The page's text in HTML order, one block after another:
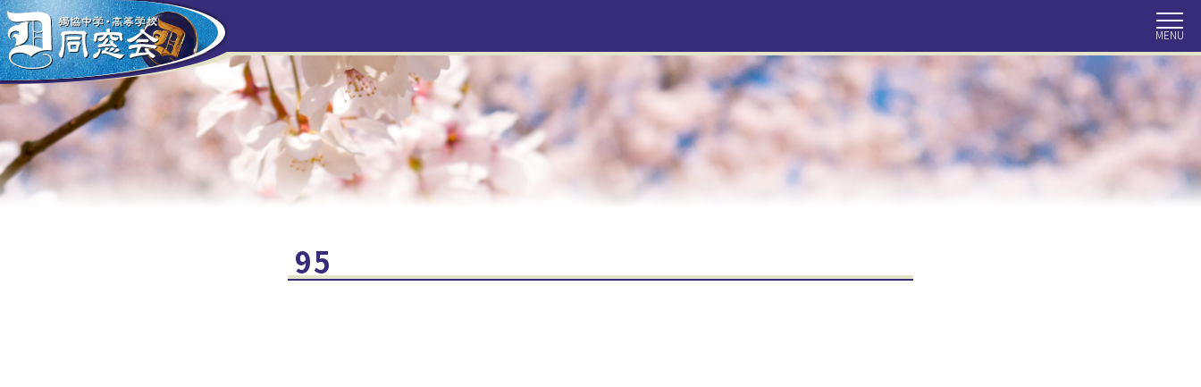
HOME
会長挨拶 事務局より 会報
クラス会だより 獨協ぶらり旅 目で見る獨協百年
歴代校長 最近の目白探訪 住所変更手続き
クラス会補助金95